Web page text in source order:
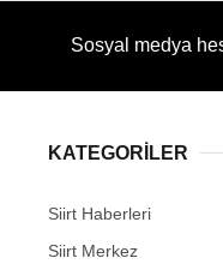
Sosyal medya
KATEGORİLER
Siirt Haberleri
Siirt Merkez